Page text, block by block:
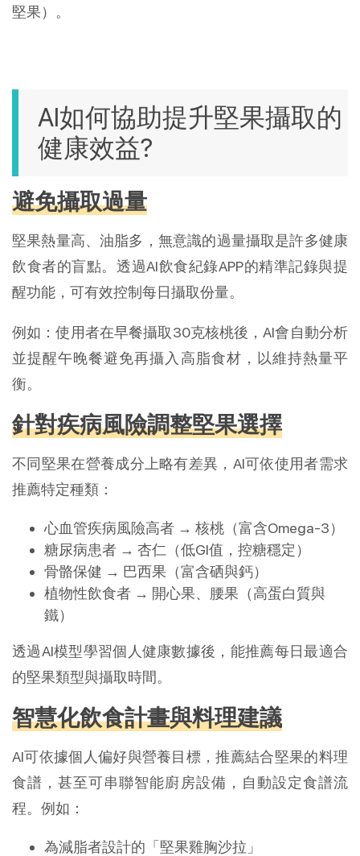
堅果）。
AI如何協助提升堅果攝取的
健康效益?
避免攝取過量
堅果熱量高、油脂多，無意識的過量攝取是許多健康
飲食者的盲點。透過AI飲食紀錄APP的精準記錄與提
醒功能，可有效控制每日攝取份量。
例如：使用者在早餐攝取30克核桃後，AI會自動分析
並提醒午晚餐避免再攝入高脂食材，以維持熱量平
衡。
針對疾病風險調整堅果選擇
不同堅果在營養成分上略有差異，AI可依使用者需求
推薦特定種類：
心血管疾病風險高者 → 核桃（富含Omega-3）
糖尿病患者 → 杏仁（低GI值，控糖穩定）
骨骼保健 → 巴西果（富含硒與鈣）
植物性飲食者 → 開心果、腰果（高蛋白質與
鐵）
透過AI模型學習個人健康數據後，能推薦每日最適合
的堅果類型與攝取時間。
智慧化飲食計畫與料理建議
AI可依據個人偏好與營養目標，推薦結合堅果的料理
食譜，甚至可串聯智能廚房設備，自動設定食譜流
程。例如：
為減脂者設計的「堅果雞胸沙拉」